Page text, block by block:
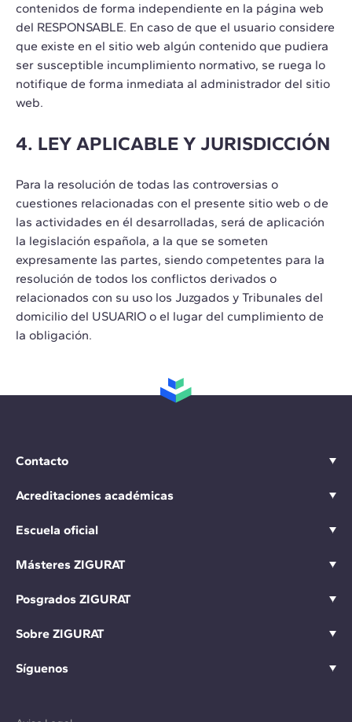
contenidos de forma independiente en la página web
del RESPONSABLE. En caso de que el usuario considere
que existe en el sitio web algún contenido que pudiera
ser susceptible incumplimiento normativo, se ruega lo
notifique de forma inmediata al administrador del sitio
web.
4. LEY APLICABLE Y JURISDICCIÓN
Para la resolución de todas las controversias o
cuestiones relacionadas con el presente sitio web o de
las actividades en él desarrolladas, será de aplicación
la legislación española, a la que se someten
expresamente las partes, siendo competentes para la
resolución de todos los conflictos derivados o
relacionados con su uso los Juzgados y Tribunales del
domicilio del USUARIO o el lugar del cumplimiento de
la obligación.
Contacto
Acreditaciones académicas
Escuela oficial
Másteres ZIGURAT
Posgrados ZIGURAT
Sobre ZIGURAT
Síguenos